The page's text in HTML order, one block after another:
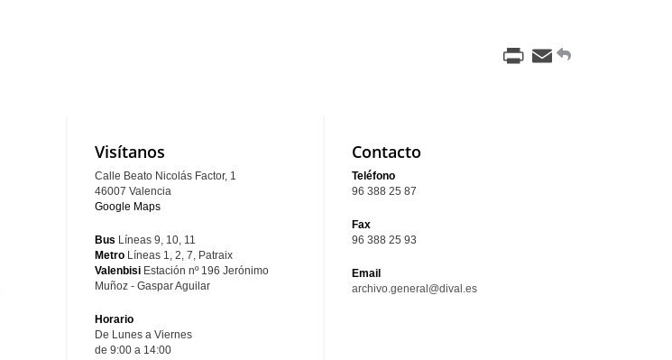
PrintEmail
Visítanos
Calle Beato Nicolás Factor, 1
46007 Valencia
Google Maps
Bus Líneas 9, 10, 11
Metro Líneas 1, 2, 7, Patraix
Valenbisi Estación nº 196 Jerónimo
Muñoz - Gaspar Aguilar
Horario
De Lunes a Viernes
de 9:00 a 14:00
Contacto
Teléfono
96 388 25 87
Fax
96 388 25 93
Email
archivo.general@dival.es